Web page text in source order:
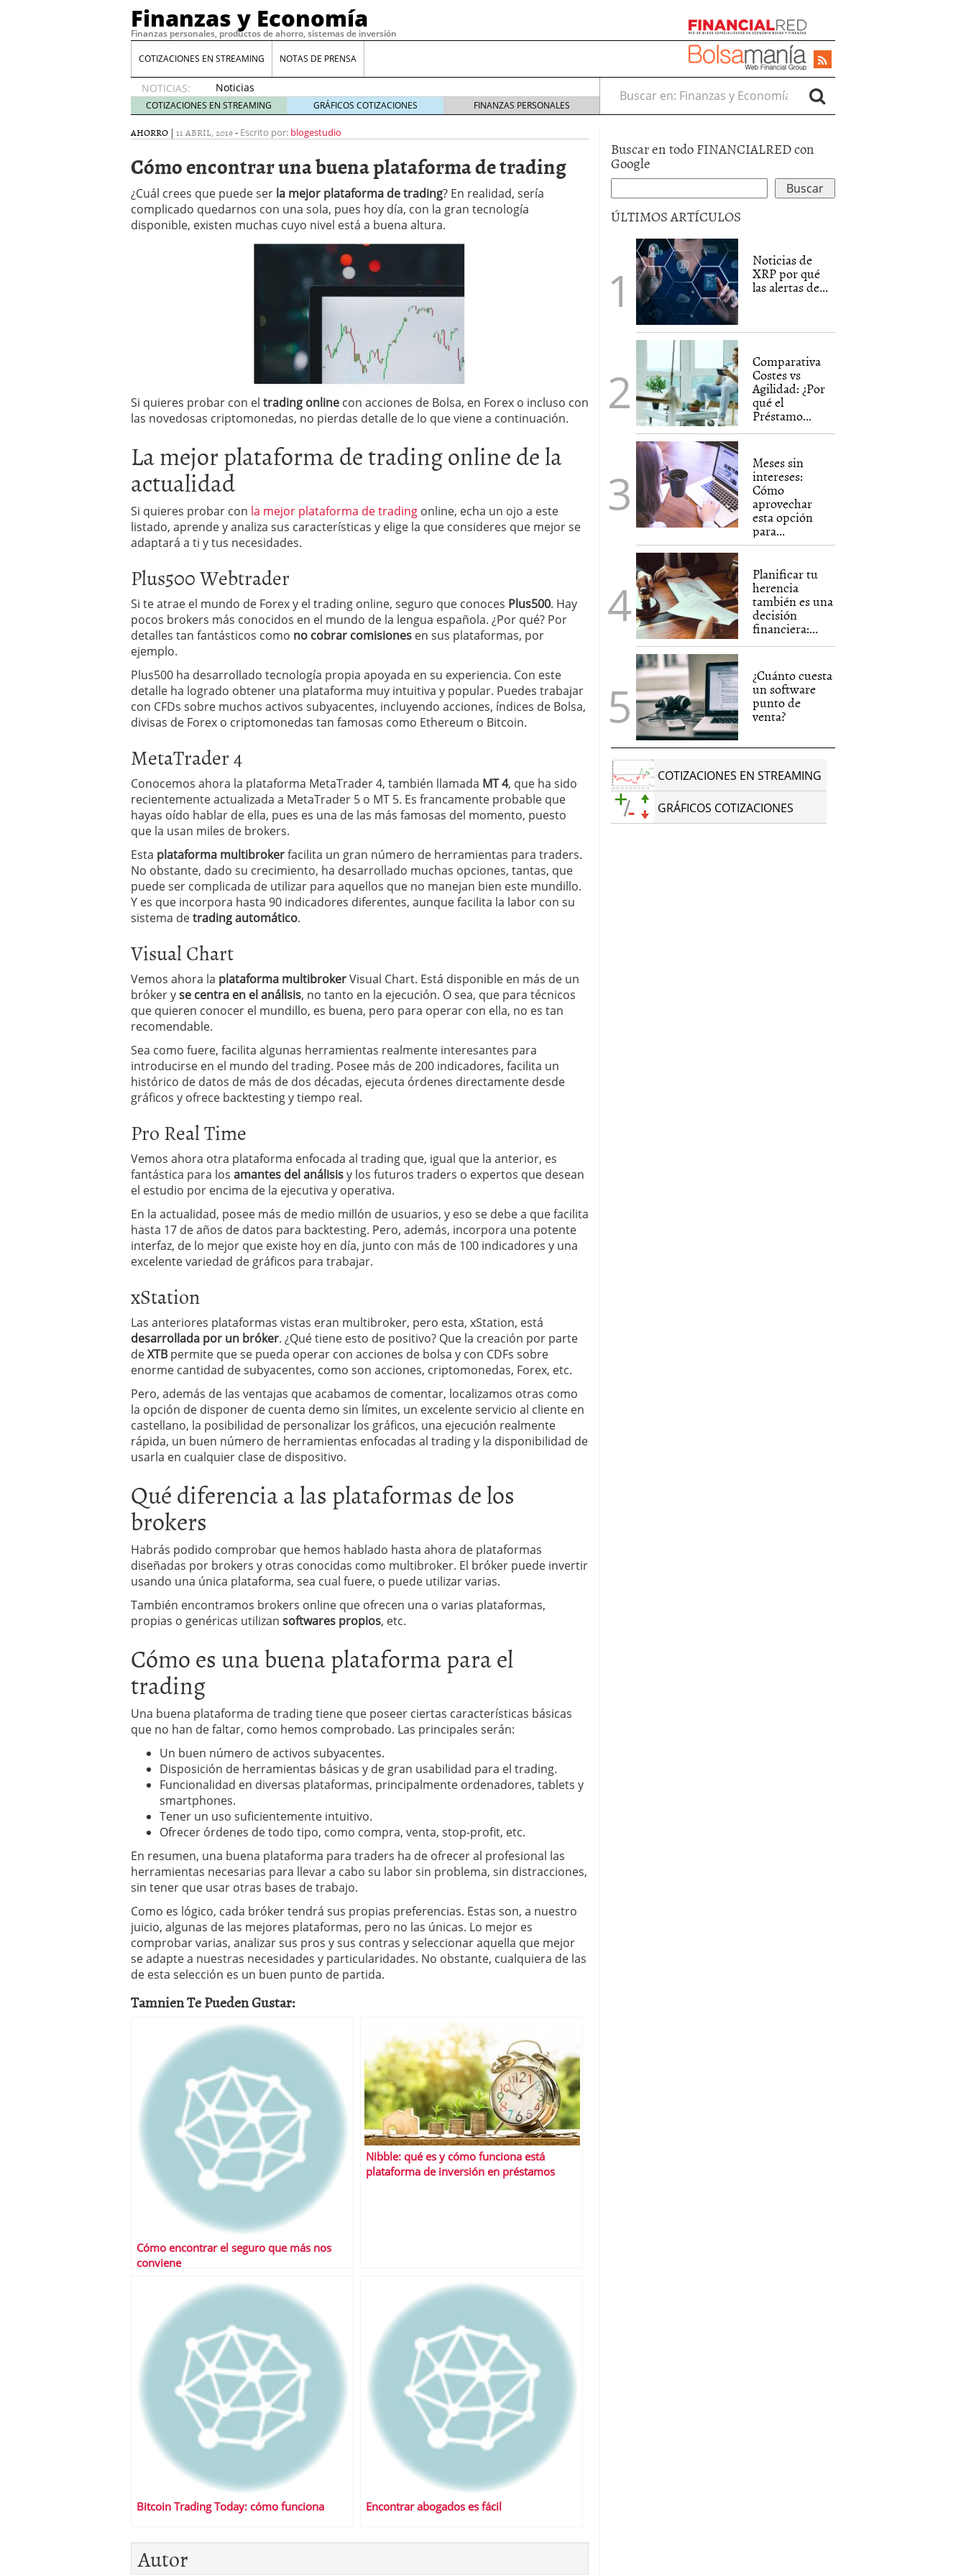
Finanzas y Economía
Finanzas personales, productos de ahorro, sistemas de inversión
COTIZACIONES EN STREAMING NOTAS DE PRENSA
NOTICIAS:
Noticias
de XRP
por qué
las
whales
suelen
llegar
tarde 16
de abril
de 2026
Comparativa Costes vs Agilidad: ¿Por qué el Préstamo Promotor privado
acelera la rentabilidad?
12 de diciembre de 2025
Meses sin intereses: Cómo aprovechar esta opción para gestionar tus
Planificar tu herencia también es una decisión financiera: cómo anticiparte
21 de noviembre de 2025
¿Cuánto cuesta un software punto de venta?
3 de octubre de 2025
COTIZACIONES EN STREAMING GRÁFICOS COTIZACIONES FINANZAS PERSONALES
Buscar en:
AHORRO | 11 ABRIL, 2019- Escrito por: blogestudio
Cómo encontrar una buena plataforma de trading
¿Cuál crees que puede ser la mejor plataforma de trading? En realidad, sería
complicado quedarnos con una sola, pues hoy día, con la gran tecnología
disponible, existen muchas cuyo nivel está a buena altura.
Si quieres probar con el trading online con acciones de Bolsa, en Forex o incluso con
las novedosas criptomonedas, no pierdas detalle de lo que viene a continuación.
La mejor plataforma de trading online de la
actualidad
Si quieres probar con la mejor plataforma de trading online, echa un ojo a este
listado, aprende y analiza sus características y elige la que consideres que mejor se
adaptará a ti y tus necesidades.
Plus500 Webtrader
Si te atrae el mundo de Forex y el trading online, seguro que conoces Plus500. Hay
pocos brokers más conocidos en el mundo de la lengua española. ¿Por qué? Por
detalles tan fantásticos como no cobrar comisiones en sus plataformas, por
ejemplo.
Plus500 ha desarrollado tecnología propia apoyada en su experiencia. Con este
detalle ha logrado obtener una plataforma muy intuitiva y popular. Puedes trabajar
con CFDs sobre muchos activos subyacentes, incluyendo acciones, índices de Bolsa,
divisas de Forex o criptomonedas tan famosas como Ethereum o Bitcoin.
MetaTrader 4
Conocemos ahora la plataforma MetaTrader 4, también llamada MT 4, que ha sido
recientemente actualizada a MetaTrader 5 o MT 5. Es francamente probable que
hayas oído hablar de ella, pues es una de las más famosas del momento, puesto
que la usan miles de brokers.
Esta plataforma multibrokerfacilita un gran número de herramientas para traders.
No obstante, dado su crecimiento, ha desarrollado muchas opciones, tantas, que
puede ser complicada de utilizar para aquellos que no manejan bien este mundillo.
Y es que incorpora hasta 90 indicadores diferentes, aunque facilita la labor con su
sistema detrading automático.
Visual Chart
Vemos ahora la plataforma multibrokerVisual Chart. Está disponible en más de un
bróker yse centra en el análisis, no tanto en la ejecución. O sea, que para técnicos
que quieren conocer el mundillo, es buena, pero para operar con ella, no es tan
recomendable.
Sea como fuere, facilita algunas herramientas realmente interesantes para
introducirse en el mundo del trading. Posee más de 200 indicadores, facilita un
histórico de datos de más de dos décadas, ejecuta órdenes directamente desde
gráficos y ofrece backtesting y tiempo real.
Pro Real Time
Vemos ahora otra plataforma enfocada al trading que, igual que la anterior, es
fantástica para los amantes del análisisy los futuros traders o expertos que desean
el estudio por encima de la ejecutiva y operativa.
En la actualidad, posee más de medio millón de usuarios, y eso se debe a que facilita
hasta 17 de años de datos para backtesting. Pero, además, incorpora una potente
interfaz, de lo mejor que existe hoy en día, junto con más de 100 indicadores y una
excelente variedad de gráficos para trabajar.
xStation
Las anteriores plataformas vistas eran multibroker, pero esta, xStation, está
desarrollada por un bróker. ¿Qué tiene esto de positivo? Que la creación por parte
deXTB permite que se pueda operar con acciones de bolsa y con CDFs sobre
enorme cantidad de subyacentes, como son acciones, criptomonedas, Forex, etc.
Pero, además de las ventajas que acabamos de comentar, localizamos otras como
la opción de disponer de cuenta demo sin límites, un excelente servicio al cliente en
castellano, la posibilidad de personalizar los gráficos, una ejecución realmente
rápida, un buen número de herramientas enfocadas al trading y la disponibilidad de
usarla en cualquier clase de dispositivo.
Qué diferencia a las plataformas de los
brokers
Habrás podido comprobar que hemos hablado hasta ahora de plataformas
diseñadas por brokers y otras conocidas como multibroker. El bróker puede invertir
usando una única plataforma, sea cual fuere, o puede utilizar varias.
También encontramos brokers online que ofrecen una o varias plataformas,
propias o genéricas utilizan softwares propios, etc.
Cómo es una buena plataforma para el
trading
Una buena plataforma de trading tiene que poseer ciertas características básicas
que no han de faltar, como hemos comprobado. Las principales serán:
Un buen número de activos subyacentes.
Disposición de herramientas básicas y de gran usabilidad para el trading.
Funcionalidad en diversas plataformas, principalmente ordenadores, tablets y
smartphones.
Tener un uso suficientemente intuitivo.
Ofrecer órdenes de todo tipo, como compra, venta, stop-profit, etc.
En resumen, una buena plataforma para traders ha de ofrecer al profesional las
herramientas necesarias para llevar a cabo su labor sin problema, sin distracciones,
sin tener que usar otras bases de trabajo.
Como es lógico, cada bróker tendrá sus propias preferencias. Estas son, a nuestro
juicio, algunas de las mejores plataformas, pero no las únicas. Lo mejor es
comprobar varias, analizar sus pros y sus contras y seleccionar aquella que mejor
se adapte a nuestras necesidades y particularidades. No obstante, cualquiera de las
de esta selección es un buen punto de partida.
Tamnien Te Pueden Gustar:
Cómo encontrar el seguro que más nos
conviene
Nibble: qué es y cómo funciona está
plataforma de inversión en préstamos
Bitcoin Trading Today: cómo funciona Encontrar abogados es fácil
Autor
Buscar en todo FINANCIALRED con
Google
ÚLTIMOS ARTÍCULOS
Noticias de
XRP por qué
las alertas de...
Comparativa
Costes vs
Agilidad: ¿Por
qué el
Préstamo...
Meses sin
intereses:
Cómo
aprovechar
esta opción
para...
Planificar tu
herencia
también es una
decisión
financiera:...
¿Cuánto cuesta
un software
punto de
venta?
COTIZACIONES EN STREAMING
GRÁFICOS COTIZACIONES